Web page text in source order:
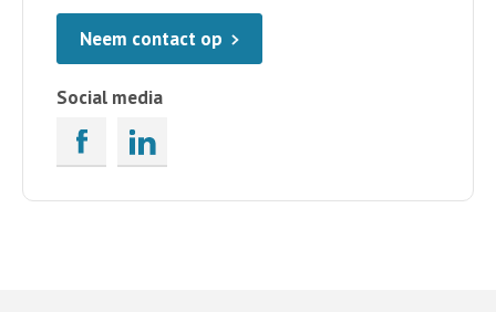
Neem contact op
Social media